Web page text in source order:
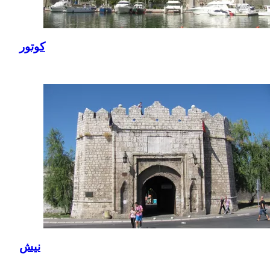
كوتور
نيش